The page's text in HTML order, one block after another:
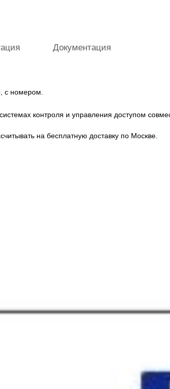
с номером.
контроля и управления доступом
на бесплатную доставку по Москве.
Документация